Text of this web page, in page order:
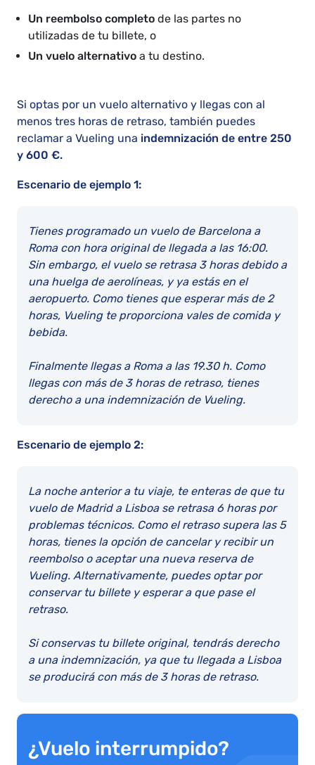
Un reembolso completo de las partes no
utilizadas de tu billete, o
Un vuelo alternativo a tu destino.
Si optas por un vuelo alternativo y llegas con al
menos tres horas de retraso, también puedes
reclamar a Vueling una indemnización de entre 250
y 600 €.
Escenario de ejemplo 1:
Tienes programado un vuelo de Barcelona a
Roma con hora original de llegada a las 16:00.
Sin embargo, el vuelo se retrasa 3 horas debido a
una huelga de aerolíneas, y ya estás en el
aeropuerto. Como tienes que esperar más de 2
horas, Vueling te proporciona vales de comida y
bebida.
Finalmente llegas a Roma a las 19.30 h. Como
llegas con más de 3 horas de retraso, tienes
derecho a una indemnización de Vueling.
Escenario de ejemplo 2:
La noche anterior a tu viaje, te enteras de que tu
vuelo de Madrid a Lisboa se retrasa 6 horas por
problemas técnicos. Como el retraso supera las 5
horas, tienes la opción de cancelar y recibir un
reembolso o aceptar una nueva reserva de
Vueling. Alternativamente, puedes optar por
conservar tu billete y esperar a que pase el
retraso.
Si conservas tu billete original, tendrás derecho
a una indemnización, ya que tu llegada a Lisboa
se producirá con más de 3 horas de retraso.
¿Vuelo interrumpido?